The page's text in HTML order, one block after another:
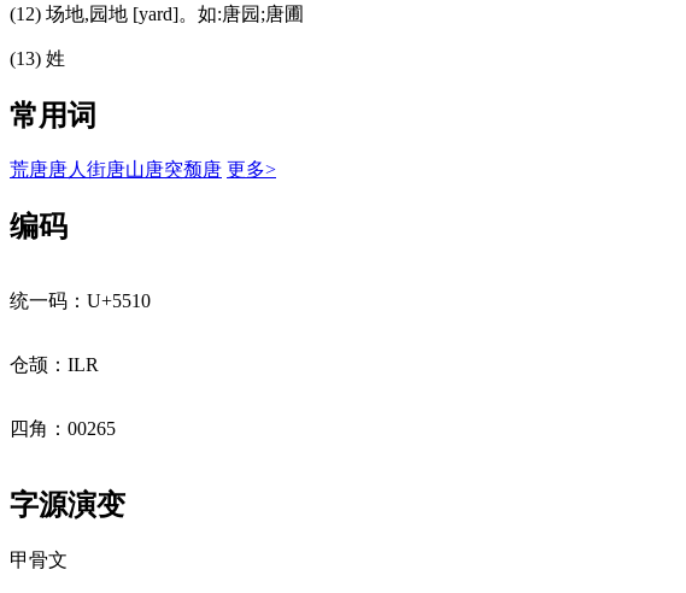
(12) 场地,园地 [yard]。如:唐园;唐圃
(13) 姓
常用词
荒唐唐人街唐山唐突颓唐 更多>
编码
统一码：U+5510
仓颉：ILR
四角：00265
字源演变
甲骨文